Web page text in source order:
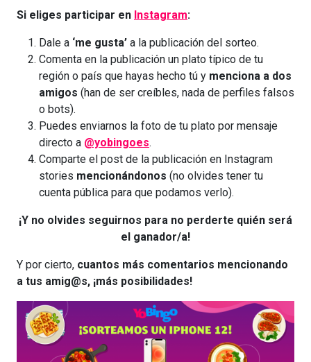
Si eliges participar en Instagram:
Dale a ‘me gusta’ a la publicación del sorteo.
Comenta en la publicación un plato típico de tu
región o país que hayas hecho tú y menciona a dos
amigos (han de ser creíbles, nada de perfiles falsos
o bots).
Puedes enviarnos la foto de tu plato por mensaje
directo a @yobingoes.
Comparte el post de la publicación en Instagram
stories mencionándonos (no olvides tener tu
cuenta pública para que podamos verlo).
¡Y no olvides seguirnos para no perderte quién será
el ganador/a!
Y por cierto, cuantos más comentarios mencionando
a tus amig@s, ¡más posibilidades!